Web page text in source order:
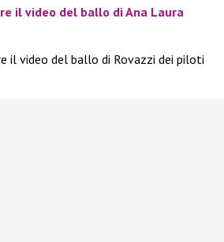
il video del ballo di Ana Laura
il video del ballo di Rovazzi dei piloti